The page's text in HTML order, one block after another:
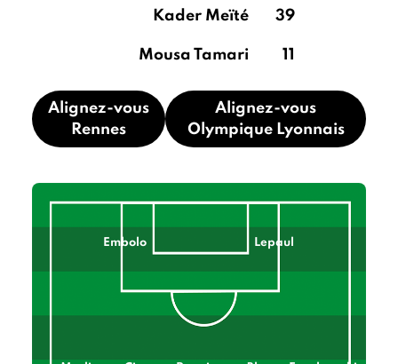
Kader Meïté 39
Mousa Tamari 11
Alignez-vous
Rennes
Alignez-vous
Olympique Lyonnais
Embolo Lepaul